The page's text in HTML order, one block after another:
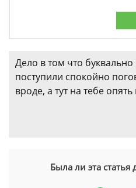
Дело в том что
поступили спокойно
вроде, а тут на тебе
Была ли эта статья